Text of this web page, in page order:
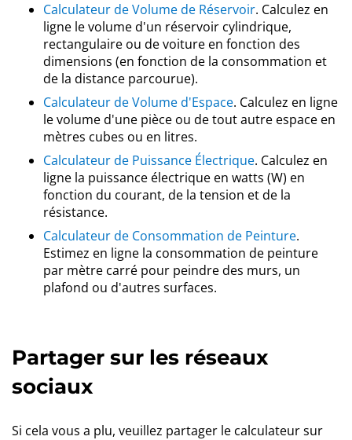
Calculateur de Volume de Réservoir. Calculez en
ligne le volume d'un réservoir cylindrique,
rectangulaire ou de voiture en fonction des
dimensions (en fonction de la consommation et
de la distance parcourue).
Calculateur de Volume d'Espace. Calculez en ligne
le volume d'une pièce ou de tout autre espace en
mètres cubes ou en litres.
Calculateur de Puissance Électrique. Calculez en
ligne la puissance électrique en watts (W) en
fonction du courant, de la tension et de la
résistance.
Calculateur de Consommation de Peinture.
Estimez en ligne la consommation de peinture
par mètre carré pour peindre des murs, un
plafond ou d'autres surfaces.
Partager sur les réseaux
sociaux
Si cela vous a plu, veuillez partager le calculateur sur